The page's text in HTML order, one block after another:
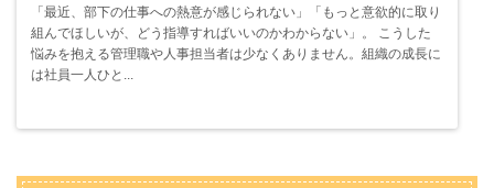
「最近、部下の仕事への熱意が感じられない」「もっと意欲的に取り
組んでほしいが、どう指導すればいいのかわからない」。 こうした
悩みを抱える管理職や人事担当者は少なくありません。組織の成長に
は社員一人ひと...